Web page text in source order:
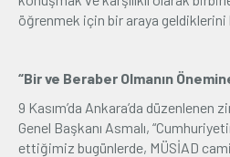
öğrenmek için bir araya
“Bir ve Beraber Olmanın
9 Kasım’da Ankara’da düzenlenen
Genel Başkanı Asmalı,
ettiğimiz bugünlerde, MÜSİAD